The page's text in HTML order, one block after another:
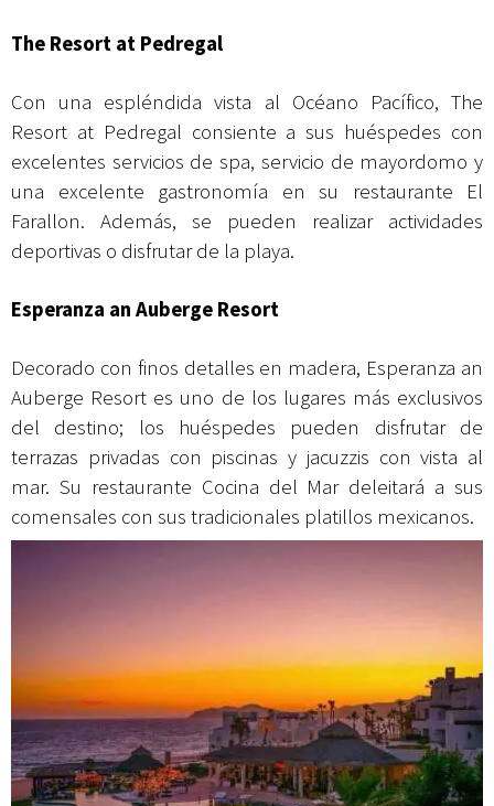
The Resort at Pedregal
Con una espléndida vista al Océano Pacífico, The
Resort at Pedregal consiente a sus huéspedes con
excelentes servicios de spa, servicio de mayordomo y
una excelente gastronomía en su restaurante El
Farallon. Además, se pueden realizar actividades
deportivas o disfrutar de la playa.
Esperanza an Auberge Resort
Decorado con finos detalles en madera, Esperanza an
Auberge Resort es uno de los lugares más exclusivos
del destino; los huéspedes pueden disfrutar de
terrazas privadas con piscinas y jacuzzis con vista al
mar. Su restaurante Cocina del Mar deleitará a sus
comensales con sus tradicionales platillos mexicanos.